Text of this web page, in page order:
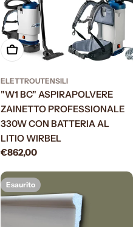
Aggiungi al carrello
ELETTROUTENSILI
"W1 BC" ASPIRAPOLVERE
ZAINETTO PROFESSIONALE
330W CON BATTERIA AL
LITIO WIRBEL
Prezzo
€862,00
Esaurito